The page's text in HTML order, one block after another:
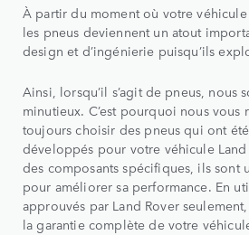
À partir du moment où votre véhicule
les pneus deviennent un atout
design et d’ingénierie puisqu’ils
Ainsi, lorsqu’il s’agit de pneus, nous
minutieux. C’est pourquoi nous vous
toujours choisir des pneus qui ont
développés pour votre véhicule Land
des composants spécifiques, ils sont
pour améliorer sa performance. En
approuvés par Land Rover
la garantie complète de votre